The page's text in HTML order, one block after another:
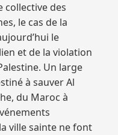
collective des
le cas de la
le
et de la violation
Un large
à sauver Al
du Maroc à
ville sainte ne font